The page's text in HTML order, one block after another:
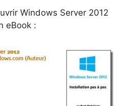
Windows Server 2012
eBook :